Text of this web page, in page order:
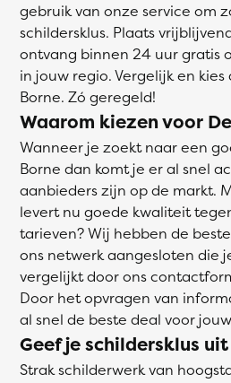
gebruik van onze service om
schildersklus. Plaats
ontvang binnen 24 uur gratis
in jouw regio. Vergelijk en
Borne. Zó geregeld!
Waarom kiezen voor
Wanneer je zoekt naar een
Borne dan komt je er al snel
aanbieders zijn op de markt.
levert nu goede kwaliteit
tarieven? Wij hebben de
ons netwerk aangesloten die
vergelijkt door ons
Door het opvragen van
al snel de beste deal voor
Geef je schildersklus
Strak schilderwerk van